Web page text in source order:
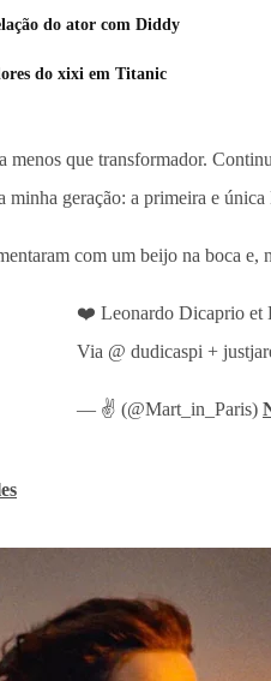
do ator com Diddy
do xixi em Titanic
que transformador.
minha geração: a primeira e
com um beijo na boca
❤️ Leonardo Dicaprio et
Via @ dudicaspi +
— ✌️ (@Mart_in_Paris)